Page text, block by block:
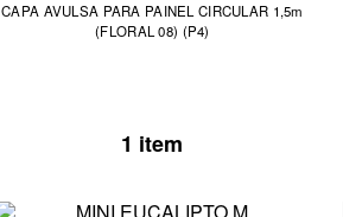
CAPA AVULSA PARA PAINEL CIRCULAR 1,5m
(FLORAL 08) (P4)
1 item